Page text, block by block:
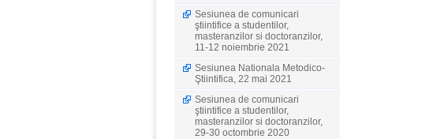
Sesiunea de comunicari
ştiintifice a studentilor,
masteranzilor si doctoranzilor,
11-12 noiembrie 2021
Sesiunea Nationala Metodico-
Ştiintifica, 22 mai 2021
Sesiunea de comunicari
ştiintifice a studentilor,
masteranzilor si doctoranzilor,
29-30 octombrie 2020